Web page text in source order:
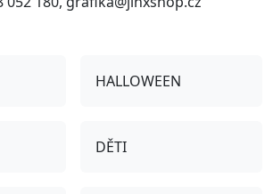
HALLOWEEN
DĚTI